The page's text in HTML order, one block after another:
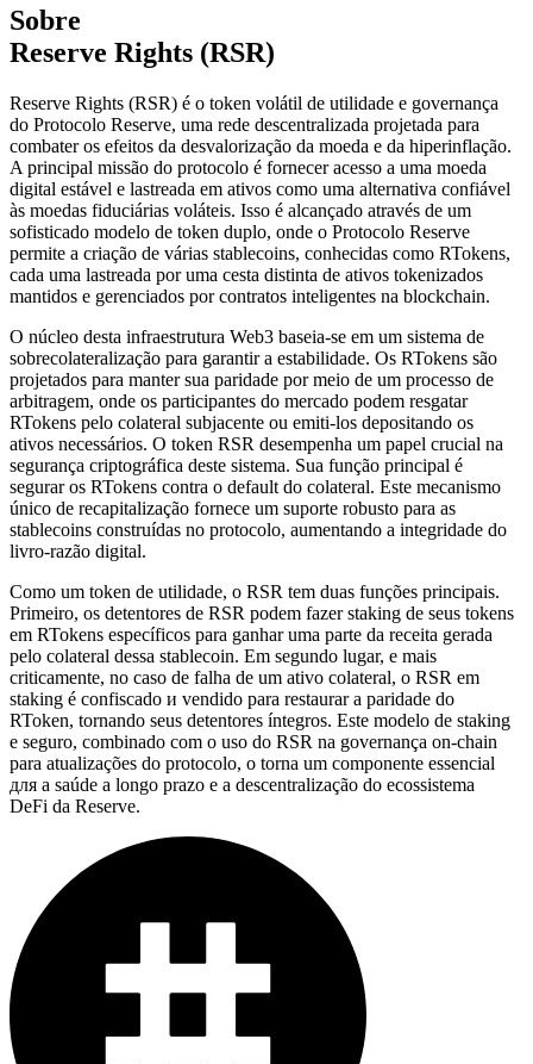
Sobre
Reserve Rights (RSR)
Reserve Rights (RSR) é o token volátil de utilidade e governança
do Protocolo Reserve, uma rede descentralizada projetada para
combater os efeitos da desvalorização da moeda e da hiperinflação.
A principal missão do protocolo é fornecer acesso a uma moeda
digital estável e lastreada em ativos como uma alternativa confiável
às moedas fiduciárias voláteis. Isso é alcançado através de um
sofisticado modelo de token duplo, onde o Protocolo Reserve
permite a criação de várias stablecoins, conhecidas como RTokens,
cada uma lastreada por uma cesta distinta de ativos tokenizados
mantidos e gerenciados por contratos inteligentes na blockchain.
O núcleo desta infraestrutura Web3 baseia-se em um sistema de
sobrecolateralização para garantir a estabilidade. Os RTokens são
projetados para manter sua paridade por meio de um processo de
arbitragem, onde os participantes do mercado podem resgatar
RTokens pelo colateral subjacente ou emiti-los depositando os
ativos necessários. O token RSR desempenha um papel crucial na
segurança criptográfica deste sistema. Sua função principal é
segurar os RTokens contra o default do colateral. Este mecanismo
único de recapitalização fornece um suporte robusto para as
stablecoins construídas no protocolo, aumentando a integridade do
livro-razão digital.
Como um token de utilidade, o RSR tem duas funções principais.
Primeiro, os detentores de RSR podem fazer staking de seus tokens
em RTokens específicos para ganhar uma parte da receita gerada
pelo colateral dessa stablecoin. Em segundo lugar, e mais
criticamente, no caso de falha de um ativo colateral, o RSR em
staking é confiscado и vendido para restaurar a paridade do
RToken, tornando seus detentores íntegros. Este modelo de staking
e seguro, combinado com o uso do RSR na governança on-chain
para atualizações do protocolo, o torna um componente essencial
для a saúde a longo prazo e a descentralização do ecossistema
DeFi da Reserve.